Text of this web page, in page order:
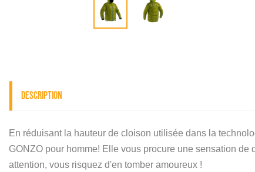
Description
En réduisant la hauteur de cloison utilisée dans la
GONZO pour homme! Elle vous procure une sensation
attention, vous risquez d'en tomber amoureux !